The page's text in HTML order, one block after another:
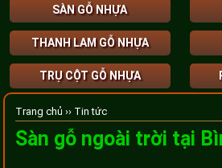
SÀN GỖ NHỰA
THANH LAM GỖ NHỰA
TRỤ CỘT GỖ NHỰA
Trang chủ ›› Tin tức
Sàn gỗ ngoài trời tại